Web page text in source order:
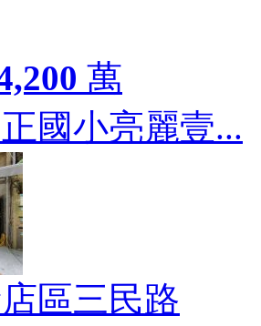
萬
國小亮麗壹...
區三民路